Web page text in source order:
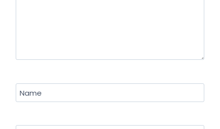
Name